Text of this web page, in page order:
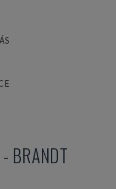
- BRANDT